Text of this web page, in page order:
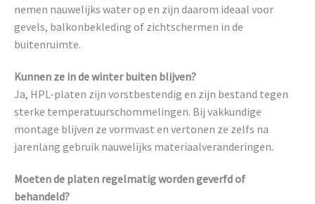
nemen nauwelijks water op en zijn daarom ideaal voor
gevels, balkonbekleding of zichtschermen in de
buitenruimte.
Kunnen ze in de winter buiten blijven?
Ja, HPL-platen zijn vorstbestendig en zijn bestand tegen
sterke temperatuurschommelingen. Bij vakkundige
montage blijven ze vormvast en vertonen ze zelfs na
jarenlang gebruik nauwelijks materiaalveranderingen.
Moeten de platen regelmatig worden geverfd of
behandeld?